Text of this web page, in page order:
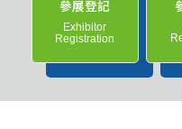
參展登記
Exhibitor
Registration